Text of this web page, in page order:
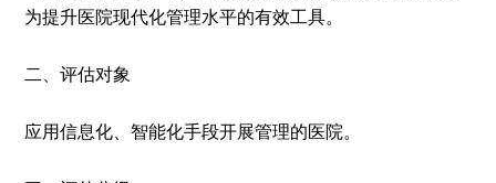
为提升医院现代化管理水平的有效工具。
二、评估对象
应用信息化、智能化手段开展管理的医院。